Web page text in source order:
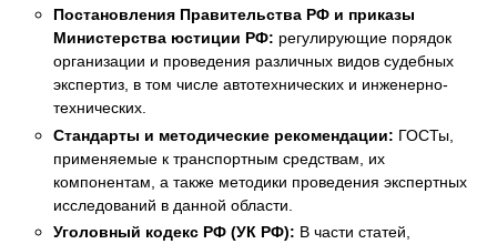
Постановления Правительства РФ и приказы
Министерства юстиции РФ: регулирующие порядок
организации и проведения различных видов судебных
экспертиз, в том числе автотехнических и инженерно-
технических.
Стандарты и методические рекомендации: ГОСТы,
применяемые к транспортным средствам, их
компонентам, а также методики проведения экспертных
исследований в данной области.
Уголовный кодекс РФ (УК РФ): В части статей,